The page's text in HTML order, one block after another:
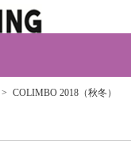
> COLIMBO 2018（秋冬）